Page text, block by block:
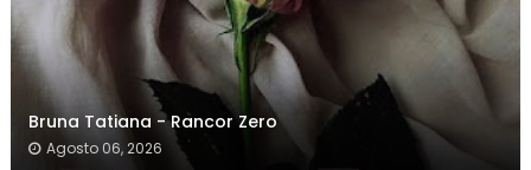
Bruna Tatiana - Rancor Zero
Agosto 06, 2026